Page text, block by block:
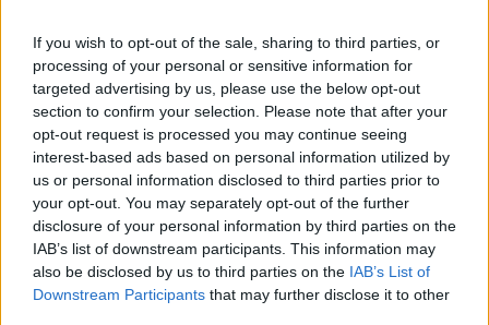
If you wish to opt-out of the sale, sharing to third parties, or
processing of your personal or sensitive information for
targeted advertising by us, please use the below opt-out
section to confirm your selection. Please note that after your
opt-out request is processed you may continue seeing
interest-based ads based on personal information utilized by
us or personal information disclosed to third parties prior to
your opt-out. You may separately opt-out of the further
disclosure of your personal information by third parties on the
IAB’s list of downstream participants. This information may
also be disclosed by us to third parties on the IAB’s List of
Downstream Participants that may further disclose it to other
MULAZZO —Dramma in Lunigiana dove un uomo di circa 50 anni
è morto in seguito ad un malore accusato sul lavoro. E' accaduto
nel primo pomeriggio di oggi, giovedì 25 Giugno, in una ditta nel
comune di Mulazzo.
La centrale del 118 ha allertato l'automedica e l'elicottero Pegaso 3
ma quando il personale sanitario è arrivato sul posto non ha potuto
far altro che constatare il decesso dell'uomo.